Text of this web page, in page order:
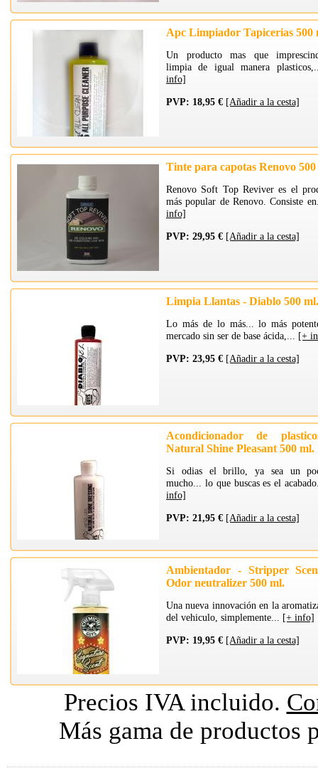
Apc Limpiador Tapicerias 500
Un producto mas que
limpia de igual manera
info]
PVP: 18,95 € [Añadir a la cesta]
Tinte para capotas Renovo
Renovo Soft Top Reviver es el
más popular de Renovo. Consiste
info]
PVP: 29,95 € [Añadir a la cesta]
Limpia Llantas - Diablo 500 ml.
Lo más de lo más... lo más
mercado sin ser de base ácida,... [+
PVP: 23,95 € [Añadir a la cesta]
Acondicionador de
Natural Shine Pleasant 500 ml.
Si odias el brillo, ya sea un
mucho... lo que buscas es el
info]
PVP: 21,95 € [Añadir a la cesta]
Ambientador - Stripper
Odor neutralizer 500 ml.
Una nueva innovación en la
del vehiculo, simplemente... [+ info]
PVP: 19,95 € [Añadir a la cesta]
Precios IVA incluido.
Más gama de productos